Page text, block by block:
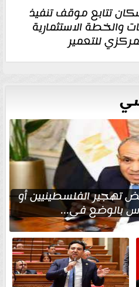
تتابع موقف تنفيذ
والخطة الاستثمارية
للتعمير
تهجير الفلسطينيين أو
بالوضع في...